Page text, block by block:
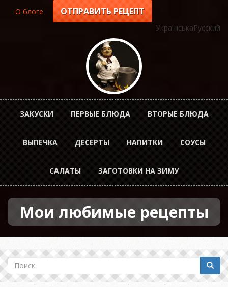
Top
О блоге ОТПРАВИТЬ РЕЦЕПТ
УкраїнськаРусский
Horizontal
Menu
rus
ЗАКУСКИ ПЕРВЫЕ БЛЮДА ВТОРЫЕ БЛЮДА
ВЫПЕЧКА ДЕСЕРТЫ НАПИТКИ СОУСЫ
САЛАТЫ ЗАГОТОВКИ НА ЗИМУ
Мои любимые рецепты
Поиск Поиск